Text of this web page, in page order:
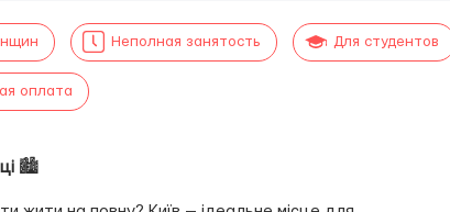
Неполная занятость Для студентов
оплата
🏙️